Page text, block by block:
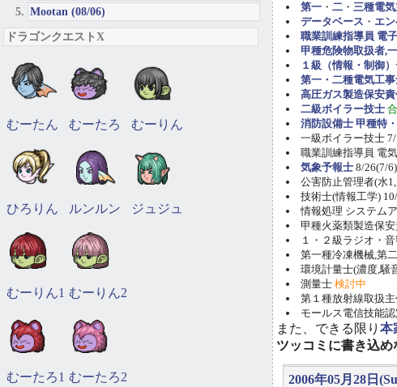
第一 ・ 二 ・ 三種電
データベース ・ エ
職業訓練指導員 電
甲種危険物取扱者,
１級（情報・制御
第一・二種電気工
高圧ガス製造保安
二級ボイラー技士
消防設備士 甲種特
一級ボイラー技士
職業訓練指導員 電
気象予報士 8/26(7/6)
公害防止管理者(水
技術士(情報工学)
情報処理 システム
甲種火薬類製造保
１・２級ラジオ・
第一種冷凍機械,第
環境計量士(濃度,騒
測量士 検討中
第１種放射線取扱
モールス電信技能
また、できる限り 本
ツッコミに書き込め
2006年05月28日
Mootan (08/06)
ドラゴンクエストX
むーたん むーたろ むーりん
ひろりん ルンルン ジュジュ
むーりん1 むーりん2
むーたろ1 むーたろ2